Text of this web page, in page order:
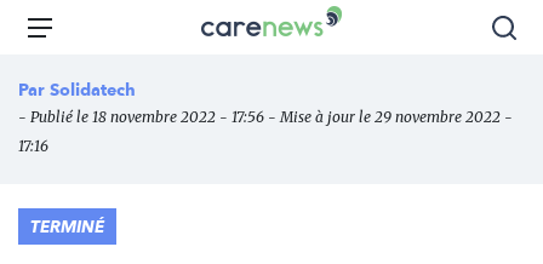
Aller
principal
Carenews,
des
Menu
Par Solidatech
- Publié le 18 novembre 2022 - 17:56 - Mise à jour le 29 novembre 2022 -
17:16
TERMINÉ